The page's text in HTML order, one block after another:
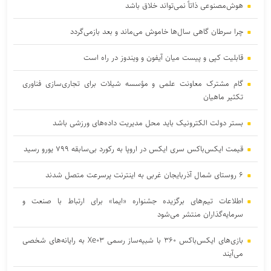
هوش‌مصنوعی ذاتاً نمی‌تواند خلاق باشد
چرا سرطان گاهی سال‌ها خاموش می‌ماند و بعد بازمی‌گردد
قابلیت کپی و پیست میان آیفون و ویندوز در راه است
گام مشترک معاونت علمی و مؤسسه شیلات برای تجاری‌سازی فناوری
تکثیر ماهیان
بستر دولت الکترونیک باید محل مدیریت داده‌‌های ورزشی باشد
قیمت ایکس‌باکس سری ایکس در اروپا به رکورد بی‌سابقه ۷۹۹ یورو رسید
۶ روستای شمال آذربایجان غربی به اینترنت پرسرعت متصل شدند
اطلاعات تیم‌های برگزیده جشنواره «ایما» برای ارتباط با صنعت و
سرمایه‌گذاران منتشر می‌شود
بازی‌های ایکس‌باکس ۳۶۰ با شبیه‌ساز رسمی Xe۰۳ به رایانه‌های شخصی
می‌آیند